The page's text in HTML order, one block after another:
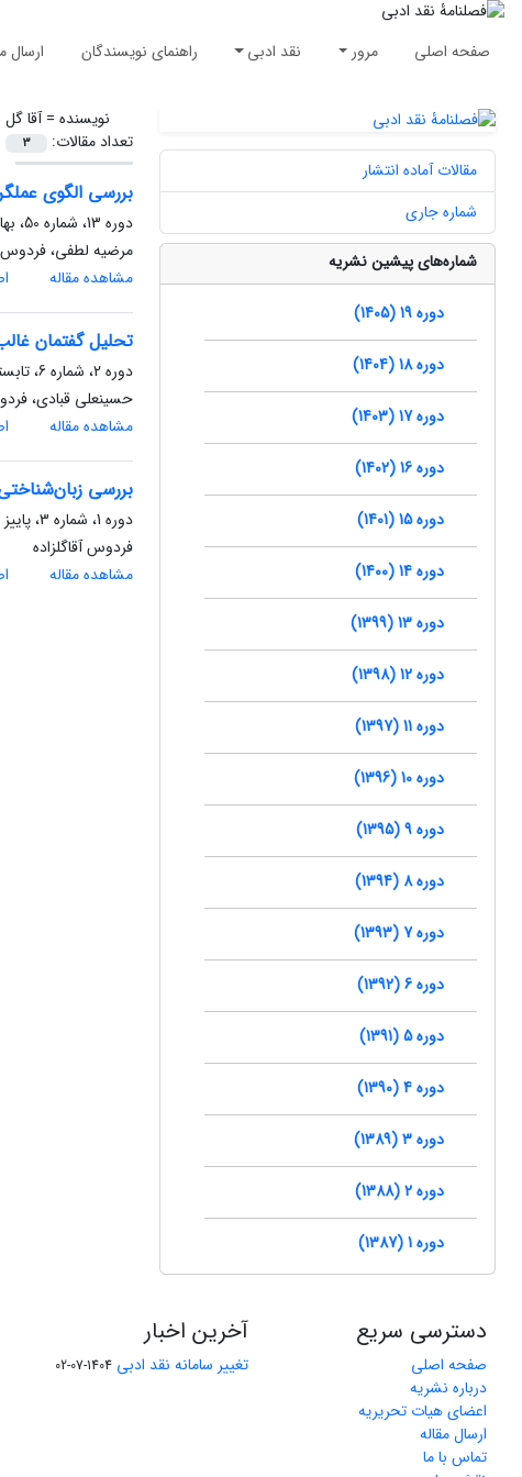
صفحه اصلی مرور نقد ادبی راهنمای نویسندگان ارسال
نویسنده =آقا
تعداد مقالات:
3
بررسی الگوی
دوره 13، شماره 50، بهار 1399، صفحه
مرضیه لطفی، فردوس
مشاهده مقاله
تحلیل گفتمان
دوره 2، شماره 6، تابستان 1388، صفحه
حسینعلی قبادی،
مشاهده مقاله
بررسی
دوره 1، شماره 3، پاییز 1387، صفحه
فردوس آقاگلزاده
مشاهده مقاله
مقالات آماده انتشار
شماره جاری
شماره‌های پیشین نشریه
دوره 19 (1405)
دوره 18 (1404)
دوره 17 (1403)
دوره 16 (1402)
دوره 15 (1401)
دوره 14 (1400)
دوره 13 (1399)
دوره 12 (1398)
دوره 11 (1397)
دوره 10 (1396)
دوره 9 (1395)
دوره 8 (1394)
دوره 7 (1393)
دوره 6 (1392)
دوره 5 (1391)
دوره 4 (1390)
دوره 3 (1389)
دوره 2 (1388)
دوره 1 (1387)
دسترسی سریع
صفحه اصلی
درباره نشریه
اعضای هیات تحریریه
ارسال مقاله
تماس با ما
آخرین اخبار
تغییر سامانه نقد ادبی 1404-07-02